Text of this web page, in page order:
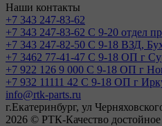
Наши контакты
+7 343 247-83-62
+7 343 247-83-62 С 9-20 отдел
+7 343 247-82-50 С 9-18 ВЗД,
+7 3462 77-41-47 С 9-18 ОП г
+7 922 126 9 000 С 9-18 ОП г
+7 932 11111 42 С 9-18 ОП г
info@rtk-parts.ru
г.Екатеринбург, ул
2026 © РТК-Качество